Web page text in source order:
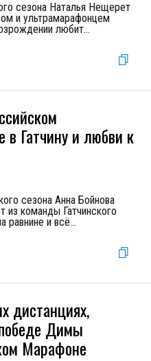
сезона Наталья Нещерет
и ультрамарафонцем
любит...
в Гатчину и любви к
сезона Анна Бойнова
из команды Гатчинского
равнине и всё...
дистанциях,
Димы
Марафоне